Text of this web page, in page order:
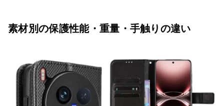
素材別の保護性能・重量・手触りの違い